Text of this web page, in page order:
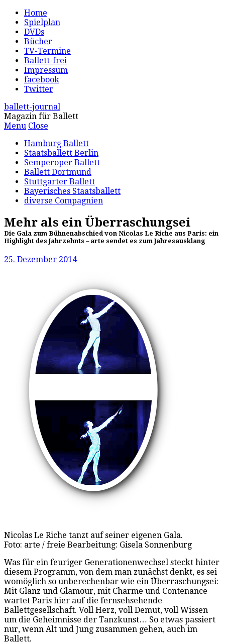
Home
Spielplan
DVDs
Bücher
TV-Termine
Ballett-frei
Impressum
facebook
Twitter
ballett-journal
Magazin für Ballett
Menu Close
Hamburg Ballett
Staatsballett Berlin
Semperoper Ballett
Ballett Dortmund
Stuttgarter Ballett
Bayerisches Staatsballett
diverse Compagnien
Mehr als ein Überraschungsei
Die Gala zum Bühnenabschied von Nicolas Le Riche aus Paris: ein
Highlight des Jahrzehnts – arte sendet es zum Jahresausklang
25. Dezember 2014
Nicolas Le Riche tanzt auf seiner eigenen Gala.
Foto: arte / freie Bearbeitung: Gisela Sonnenburg
Was für ein feuriger Generationenwechsel steckt hinter
diesem Programm, von dem man zunächst denkt, es sei
womöglich so unberechenbar wie ein Überraschungsei:
Mit Glanz und Glamour, mit Charme und Contenance
wartet Paris hier auf die fernsehsehende
Ballettgesellschaft. Voll Herz, voll Demut, voll Wissen
um die Geheimnisse der Tanzkunst… So etwas passiert
nur, wenn Alt und Jung zusammen gehen, auch im
Ballett.